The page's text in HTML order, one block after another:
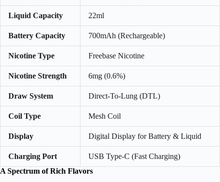
Liquid Capacity 22ml
Battery Capacity 700mAh (Rechargeable)
Nicotine Type Freebase Nicotine
Nicotine Strength 6mg (0.6%)
Draw System Direct-To-Lung (DTL)
Coil Type Mesh Coil
Display Digital Display for Battery & Liquid
Charging Port
USB Type-C (Fast Charging)
A Spectrum of Rich Flavors